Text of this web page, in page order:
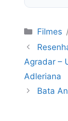
Filmes
Agradar –
Adleriana
Bata